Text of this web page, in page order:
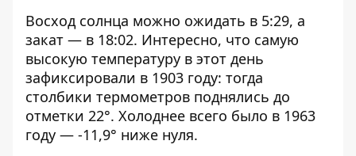
Восход солнца можно ожидать в 5:29, а
закат — в 18:02. Интересно, что самую
высокую температуру в этот день
зафиксировали в 1903 году: тогда
столбики термометров поднялись до
отметки 22°. Холоднее всего было в 1963
году — -11,9° ниже нуля.